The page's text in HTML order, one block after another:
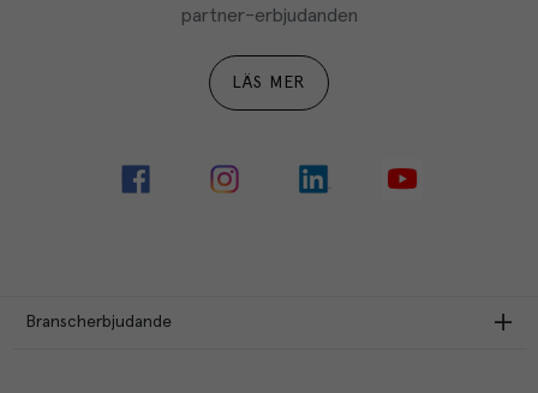
partner-erbjudanden
LÄS MER
Branscherbjudande